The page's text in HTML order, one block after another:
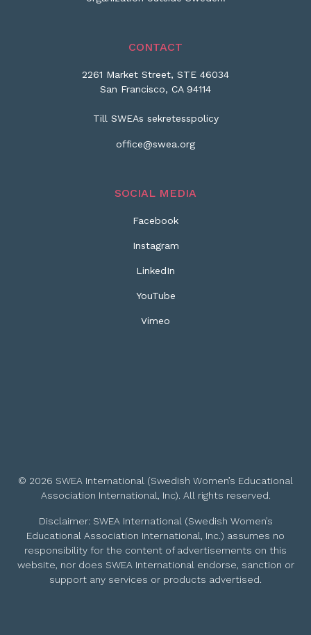
CONTACT
2261 Market Street, STE 46034
San Francisco, CA 94114
Till SWEAs sekretesspolicy
office@swea.org
SOCIAL MEDIA
Facebook
Instagram
LinkedIn
YouTube
Vimeo
© 2026 SWEA International (Swedish Women’s Educational
Association International, Inc). All rights reserved.
Disclaimer: SWEA International (Swedish Women’s
Educational Association International, Inc.) assumes no
responsibility for the content of advertisements on this
website, nor does SWEA International endorse, sanction or
support any services or products advertised.